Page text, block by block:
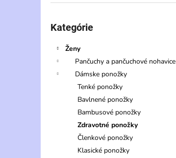
kategórie
Kategórie
Ženy
Pančuchy a pančuchové nohavice
Dámske ponožky
Tenké ponožky
Bavlnené ponožky
Bambusové ponožky
Zdravotné ponožky
Členkové ponožky
Klasické ponožky